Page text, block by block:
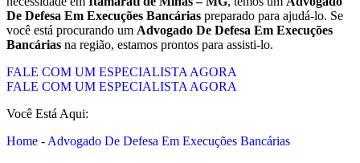
De Defesa Em Execuções Bancárias preparado para ajudá-lo. Se
você está procurando um Advogado De Defesa Em Execuções
Bancárias na região, estamos prontos para assisti-lo.
FALE COM UM ESPECIALISTA AGORA
FALE COM UM ESPECIALISTA AGORA
Você Está Aqui:
Home - Advogado De Defesa Em Execuções Bancárias